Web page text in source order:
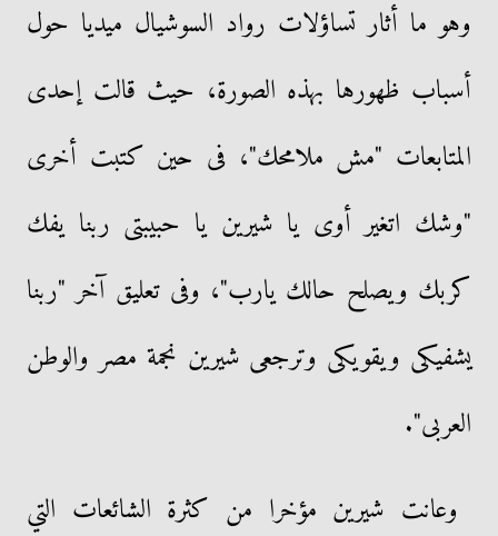
وهو ما أثار تساؤلات رواد السوشيال ميديا حول
أسباب ظهورها بهذه الصورة، حيث قالت إحدى
المتابعات "مش ملامحك"، فى حين كتبت أخرى
"وشك اتغير أوى يا شيرين يا حبيبتى ربنا يفك
كربك ويصلح حالك يارب"، وفى تعليق آخر "ربنا
يشفيكى ويقويكى وترجعى شيرين نجمة مصر والوطن
العربى".
وعانت شيرين مؤخرا من كثرة الشائعات التي